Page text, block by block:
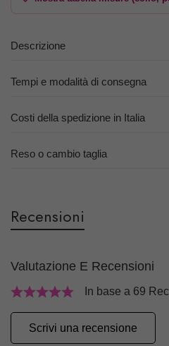
Descrizione
Tempi e modalità di consegna
Costi della spedizione in Italia
Reso o cambio taglia
Recensioni
Valutazione E Recensioni
In base a 69
Scrivi una recensione